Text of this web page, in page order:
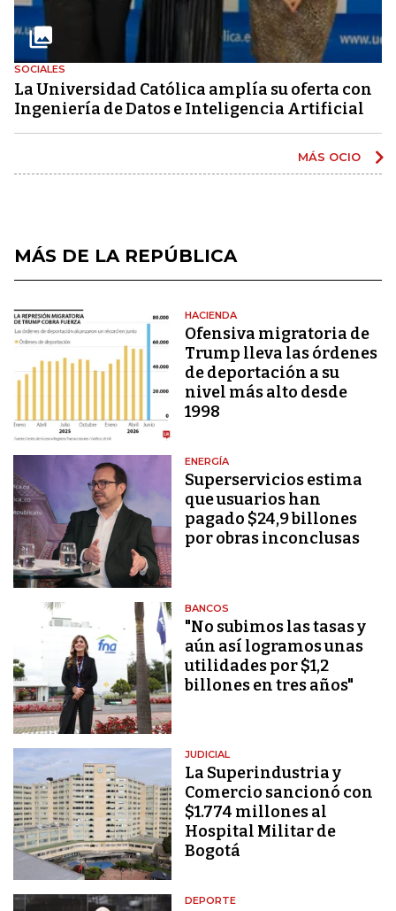
SOCIALES
La Universidad Católica amplía su oferta con
Ingeniería de Datos e Inteligencia Artificial
MÁS OCIO
MÁS DE LA REPÚBLICA
HACIENDA
Ofensiva migratoria de
Trump lleva las órdenes
de deportación a su
nivel más alto desde
1998
ENERGÍA
Superservicios estima
que usuarios han
pagado $24,9 billones
por obras inconclusas
BANCOS
"No subimos las tasas y
aún así logramos unas
utilidades por $1,2
billones en tres años"
JUDICIAL
La Superindustria y
Comercio sancionó con
$1.774 millones al
Hospital Militar de
Bogotá
DEPORTE